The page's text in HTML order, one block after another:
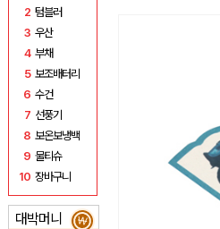
2 텀블러
3 우산
4 부채
5 보조배터리
6 수건
7 선풍기
8 보온보냉백
9 물티슈
10 장바구니
대박머니 ₩